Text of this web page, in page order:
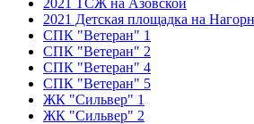
2021 Детская площадка на
СПК "Ветеран" 1
СПК "Ветеран" 2
СПК "Ветеран" 4
СПК "Ветеран" 5
ЖК "Сильвер" 1
ЖК "Сильвер" 2